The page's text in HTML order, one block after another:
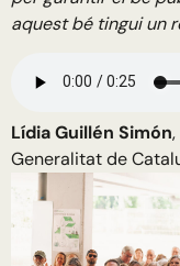
aquest bé tingui un
Lídia Guillén Simón
Generalitat de